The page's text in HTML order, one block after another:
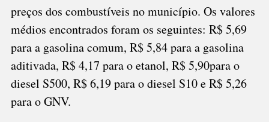
preços dos combustíveis no município. Os valores
médios encontrados foram os seguintes: R$ 5,69
para a gasolina comum, R$ 5,84 para a gasolina
aditivada, R$ 4,17 para o etanol, R$ 5,90para o
diesel S500, R$ 6,19 para o diesel S10 e R$ 5,26
para o GNV.